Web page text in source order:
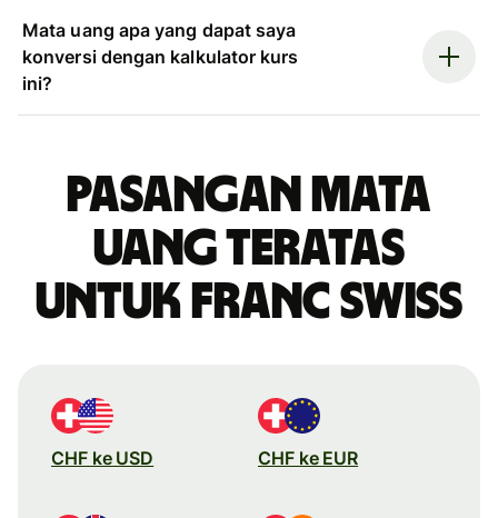
Mata uang apa yang dapat saya
konversi dengan kalkulator kurs
ini?
Pasangan mata
uang teratas
untuk franc Swiss
CHF ke USD CHF ke EUR